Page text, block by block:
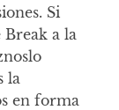
Si
Break a la
la
en forma